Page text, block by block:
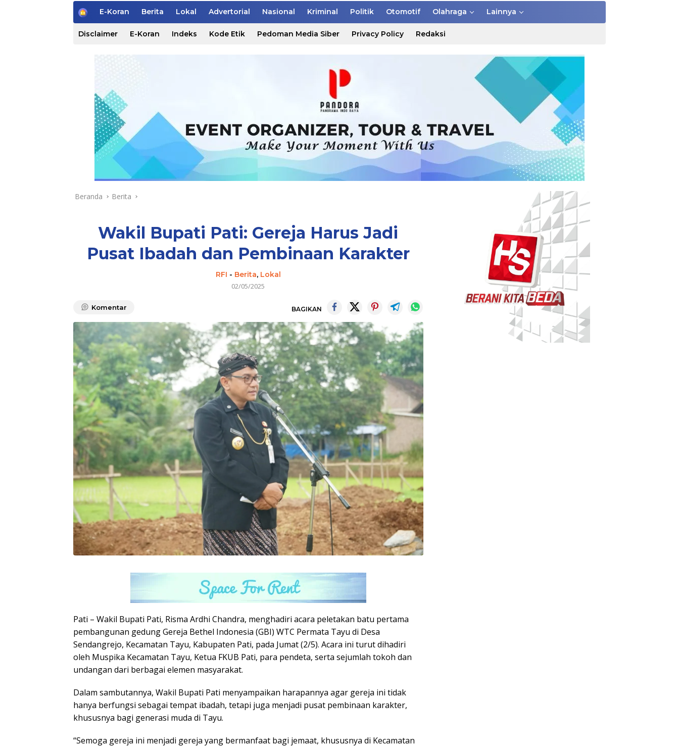
H
e
E-Koran Berita Lokal Advertorial Nasional Kriminal Politik Otomotif Olahraga Lainnya
Disclaimer E-Koran Indeks Kode Etik Pedoman Media Siber Privacy Policy Redaksi
Beranda Berita
Wakil Bupati Pati: Gereja Harus Jadi
Pusat Ibadah dan Pembinaan Karakter
RFI - Berita, Lokal
02/05/2025
Komentar BAGIKAN
Pati – Wakil Bupati Pati, Risma Ardhi Chandra, menghadiri acara peletakan batu pertama
pembangunan gedung Gereja Bethel Indonesia (GBI) WTC Permata Tayu di Desa
Sendangrejo, Kecamatan Tayu, Kabupaten Pati, pada Jumat (2/5). Acara ini turut dihadiri
oleh Muspika Kecamatan Tayu, Ketua FKUB Pati, para pendeta, serta sejumlah tokoh dan
undangan dari berbagai elemen masyarakat.
Dalam sambutannya, Wakil Bupati Pati menyampaikan harapannya agar gereja ini tidak
hanya berfungsi sebagai tempat ibadah, tetapi juga menjadi pusat pembinaan karakter,
khususnya bagi generasi muda di Tayu.
“Semoga gereja ini menjadi gereja yang bermanfaat bagi jemaat, khususnya di Kecamatan